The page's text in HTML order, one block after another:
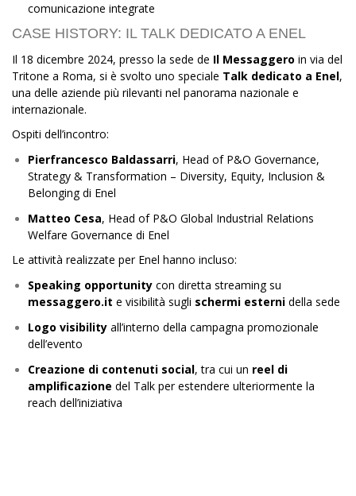
comunicazione integrate
CASE HISTORY: IL TALK DEDICATO A ENEL
Il 18 dicembre 2024, presso la sede de Il Messaggero in via del
Tritone a Roma, si è svolto uno speciale Talk dedicato a Enel,
una delle aziende più rilevanti nel panorama nazionale e
internazionale.
Ospiti dell’incontro:
Pierfrancesco Baldassarri, Head of P&O Governance,
Strategy & Transformation – Diversity, Equity, Inclusion &
Belonging di Enel
Matteo Cesa, Head of P&O Global Industrial Relations
Welfare Governance di Enel
Le attività realizzate per Enel hanno incluso:
Speaking opportunity con diretta streaming su
messaggero.it e visibilità sugli schermi esterni della sede
Logo visibility all’interno della campagna promozionale
dell’evento
Creazione di contenuti social, tra cui un reel di
amplificazione del Talk per estendere ulteriormente la
reach dell’iniziativa